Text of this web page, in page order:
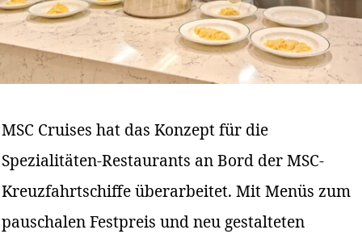
MSC Cruises hat das Konzept für die
Spezialitäten-Restaurants an Bord der MSC-
Kreuzfahrtschiffe überarbeitet. Mit Menüs zum
pauschalen Festpreis und neu gestalteten